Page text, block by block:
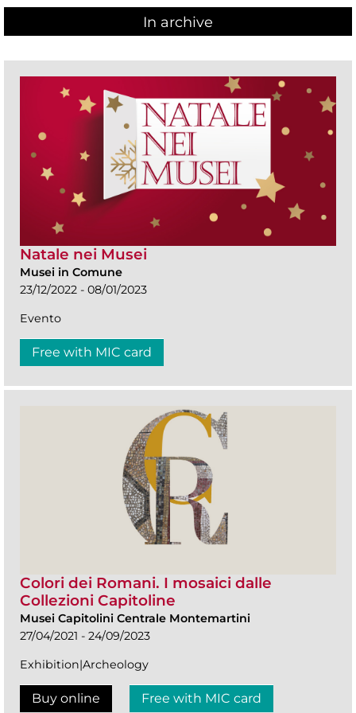
In archive
Natale nei Musei
Musei in Comune
23/12/2022 - 08/01/2023
Evento
Free with MIC card
Colori dei Romani. I mosaici dalle
Collezioni Capitoline
Musei Capitolini Centrale Montemartini
27/04/2021 - 24/09/2023
Exhibition|Archeology
Buy online Free with MIC card